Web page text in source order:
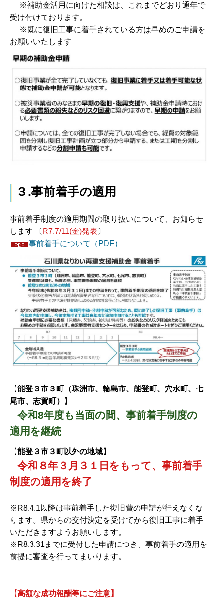
※補助金活用に向けた相談は、これまでどおり通年で
受け付けております。
※既に復旧工事に着手されている方は早めのご申請を
お願いいたします
３.事前着手の適用
事前着手制度の適用期間の取り扱いについて、お知らせ
します 〔 R7.7/11(金)発表 〕
事前着手について（PDF）
【能登３市３町（珠洲市、輪島市、能登町、穴水町、七
尾市、志賀町）
】
令和8年度も当面の間、事前着手制度の
適用を継続
【能登３市３町以外の地域】
令和８年３月３１日をもって、事前着手
制度の適用を終了
※R8.4.1以降は事前着手した復旧費の申請が行えなくな
ります。県からの交付決定を受けてから復旧工事に着手
いただきますようお願いします。
※R8.3.31までに受付した申請につき、事前着手の適用を
前提に審査を行ってまいります。
【高額な成功報酬等にご注意】